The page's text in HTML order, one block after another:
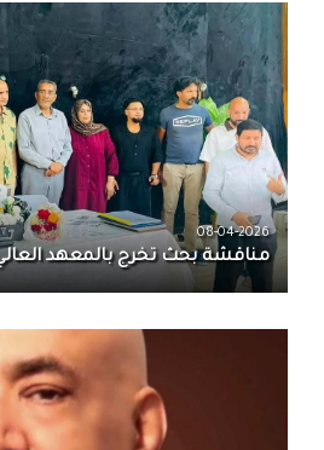
08-04-2026
مناقشة بحث تخرج بالمعهد